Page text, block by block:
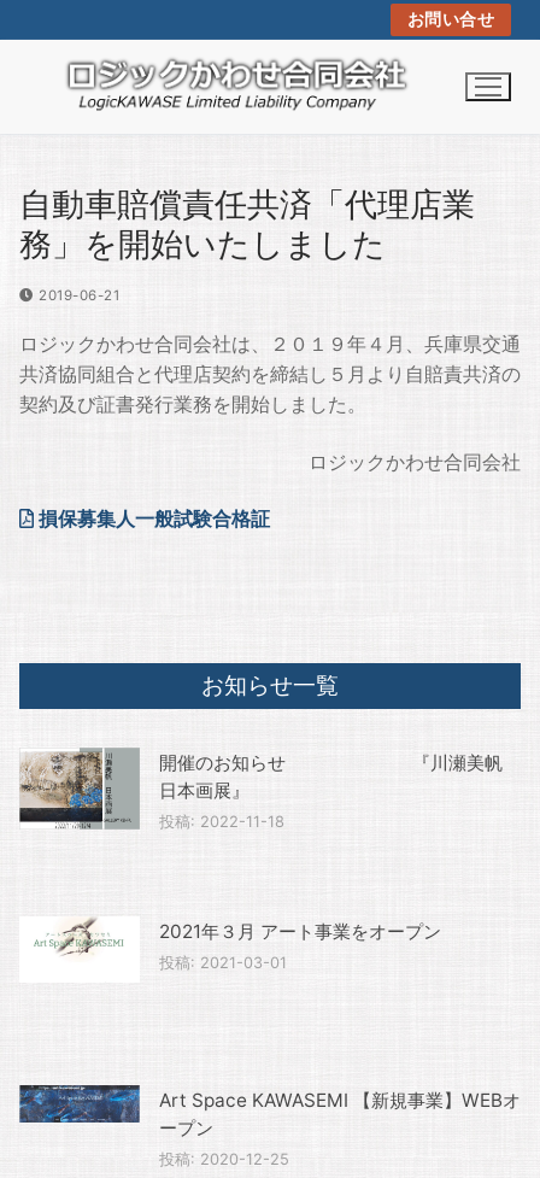
ン
お問い合せ
自動車賠償責任共済「代理店業
務」を開始いたしました
2019-06-21
ロジックかわせ合同会社は、２０１９年４月、兵庫県交通
共済協同組合と代理店契約を締結し５月より自賠責共済の
契約及び証書発行業務を開始しました。
ロジックかわせ合同会社
損保募集人一般試験合格証
お知らせ一覧
開催のお知らせ 『川瀬美帆
日本画展』
投稿: 2022-11-18
2021年３月 アート事業をオープン
投稿: 2021-03-01
Art Space KAWASEMI 【新規事業】WEBオ
ープン
投稿: 2020-12-25